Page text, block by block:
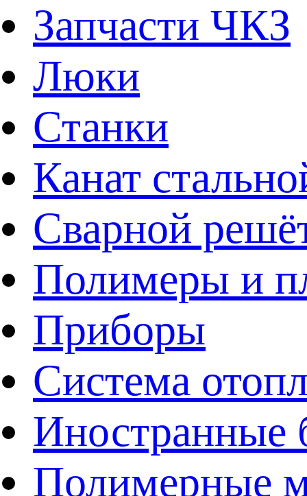
Запчасти ЧКЗ
Люки
Станки
Канат
Сварной
Полимеры и
Приборы
Система
Иностранные
Полимерные